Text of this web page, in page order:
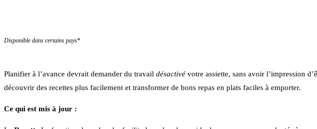
Disponible dans certains pays*
Planifier à l’avance devrait demander du travail désactivé votre assiette, sans avoir l’impression
découvrir des recettes plus facilement et transformer de bons repas en plats faciles à emporter.
Ce qui est mis à jour :